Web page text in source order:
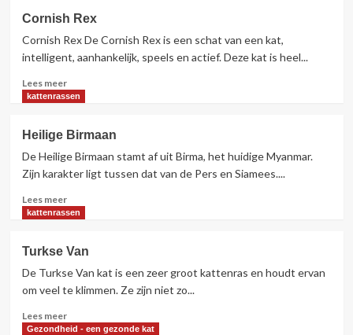
Fold
Cornish Rex
Cornish Rex De Cornish Rex is een schat van een kat,
intelligent, aanhankelijk, speels en actief. Deze kat is heel...
Lees meerLees
meer
Rex
kattenrassen
Heilige Birmaan
De Heilige Birmaan stamt af uit Birma, het huidige Myanmar.
Zijn karakter ligt tussen dat van de Pers en Siamees....
Lees meerLees
meer
Birmaan
kattenrassen
Turkse Van
De Turkse Van kat is een zeer groot kattenras en houdt ervan
om veel te klimmen. Ze zijn niet zo...
Lees meerLees
meer
Gezondheid - een gezonde kat